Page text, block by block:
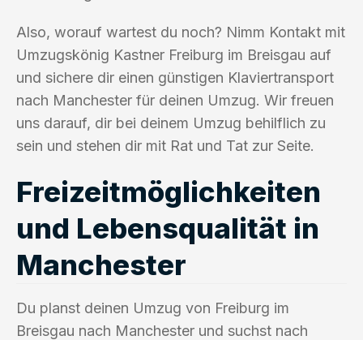
Also, worauf wartest du noch? Nimm Kontakt mit
Umzugskönig Kastner Freiburg im Breisgau auf
und sichere dir einen günstigen Klaviertransport
nach Manchester für deinen Umzug. Wir freuen
uns darauf, dir bei deinem Umzug behilflich zu
sein und stehen dir mit Rat und Tat zur Seite.
Freizeitmöglichkeiten
und Lebensqualität in
Manchester
Du planst deinen Umzug von Freiburg im
Breisgau nach Manchester und suchst nach